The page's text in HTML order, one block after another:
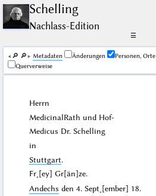
Schelling
Nachlass-Edition
☰
🔎︎ 🔎︎ Me­ta­da­ten Änderungen Personen, Orte
Querverweise
Herrn
MedicinalRath und Hof-
Medicus Dr.Schelling
in
Stuttgart.
Fr˖[ey] Gr[än]ze.
Andechs den4. Sept˖[ember] 18.